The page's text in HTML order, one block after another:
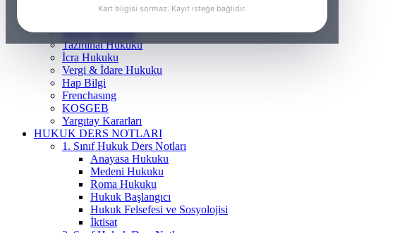
Kart bilgisi sormaz. Kayıt isteğe bağlıdır.
Ceza Hukuku
Medeni Hukuku
Tazminat Hukuku
İcra Hukuku
Vergi & İdare Hukuku
Hap Bilgi
Frenchasıng
KOSGEB
Yargıtay Kararları
HUKUK DERS NOTLARI
1. Sınıf Hukuk Ders Notları
Anayasa Hukuku
Medeni Hukuku
Roma Hukuku
Hukuk Başlangıcı
Hukuk Felsefesi ve Sosyolojisi
İktisat